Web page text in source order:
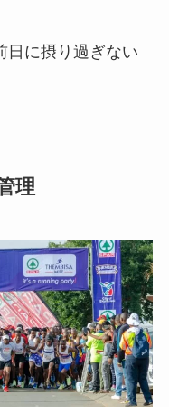
日に摂り過ぎない
理